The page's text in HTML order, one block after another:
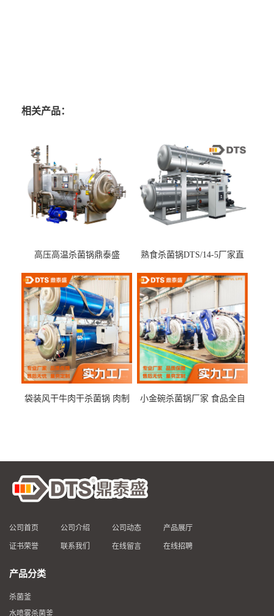
相关产品：
高压高温杀菌锅鼎泰盛
熟食杀菌锅DTS/14-5厂家直
袋装风干牛肉干杀菌锅 肉制
小金碗杀菌锅厂家 食品全自
公司首页 公司介绍 公司动态 产品展厅
证书荣誉 联系我们 在线留言 在线招聘
产品分类
杀菌釜
水喷雾杀菌釜